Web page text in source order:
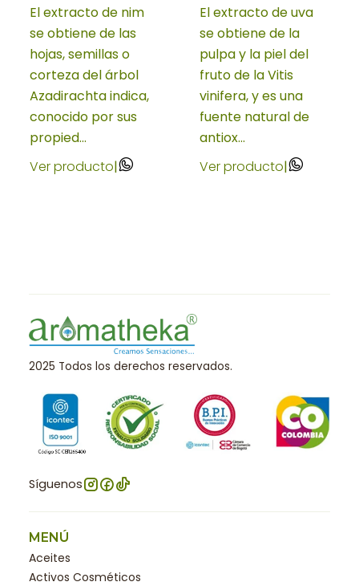
El extracto de nim
se obtiene de las
hojas, semillas o
corteza del árbol
Azadirachta indica,
conocido por sus
propied...
Ver producto|
El extracto de uva
se obtiene de la
pulpa y la piel del
fruto de la Vitis
vinifera, y es una
fuente natural de
antiox...
Ver producto|
2025 Todos los derechos reservados.
Síguenos
MENÚ
Aceites
Activos Cosméticos